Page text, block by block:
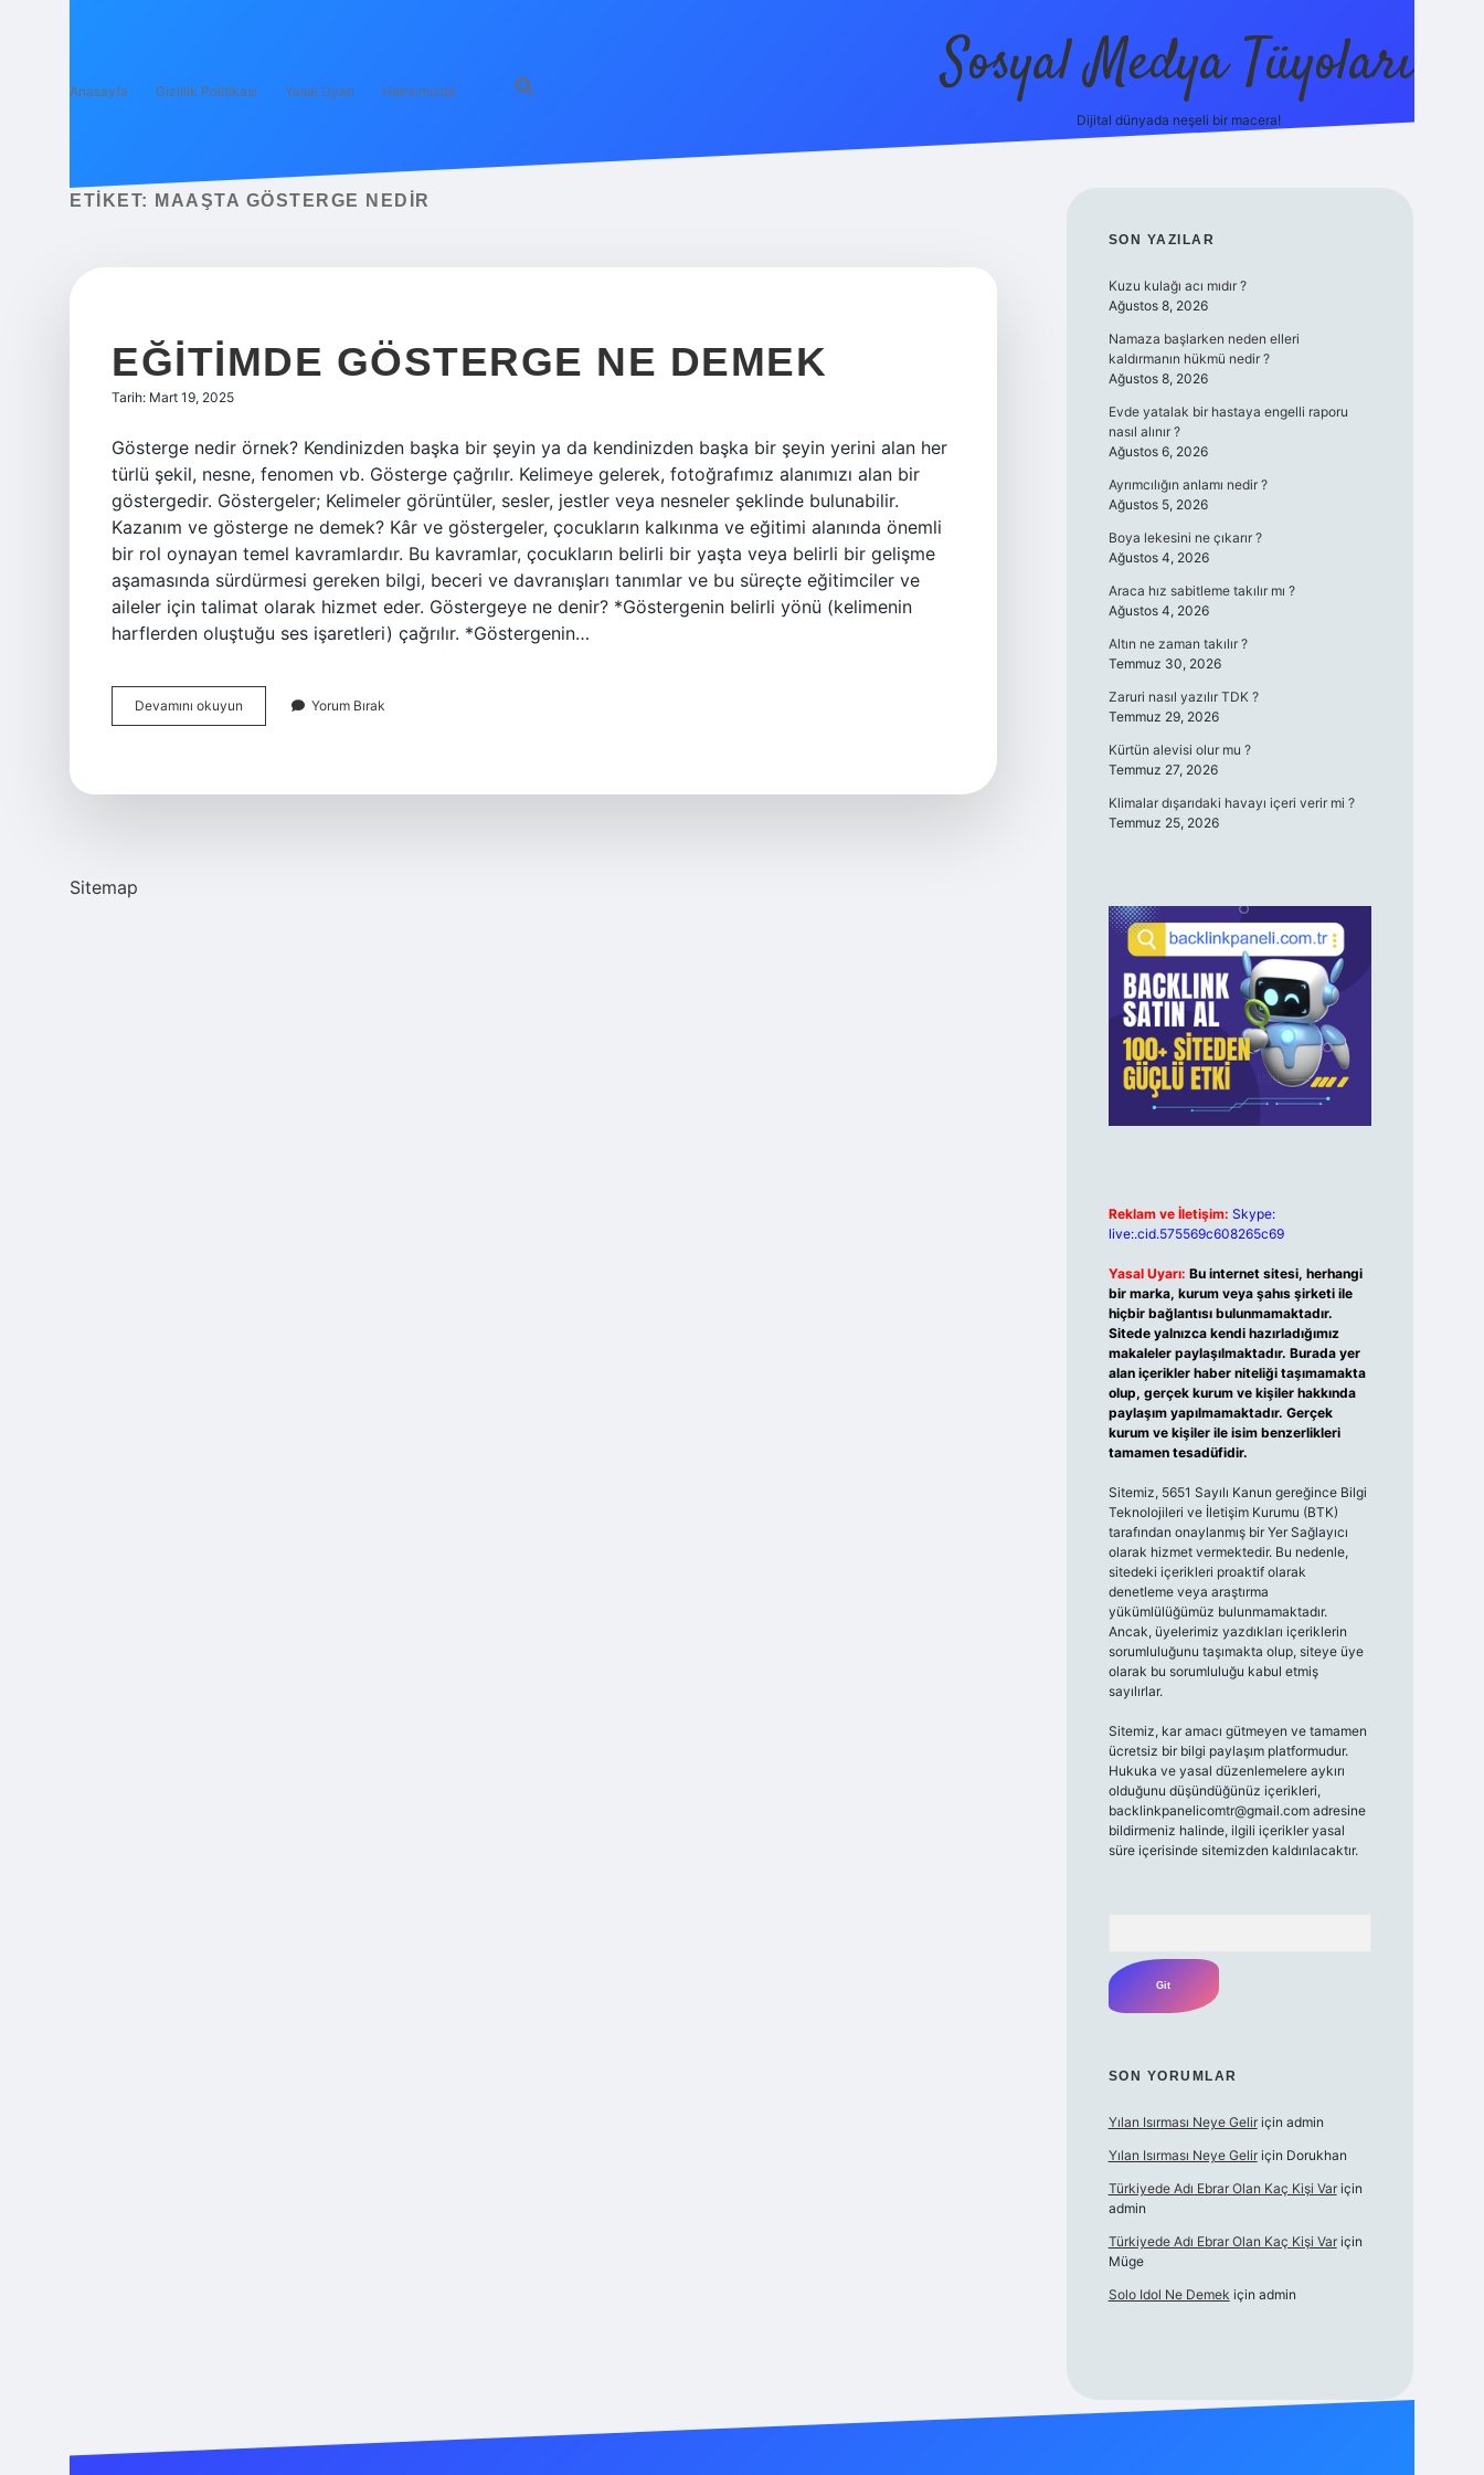
Anasayfa Gizlilik Politikası Yasal Uyarı Hakkımızda Sosyal Medya Tüyoları
Dijital dünyada neşeli bir macera!
ETIKET: MAAŞTA GÖSTERGE NEDIR
EĞITIMDE GÖSTERGE NE DEMEK
Tarih: Mart 19, 2025
Gösterge nedir örnek? Kendinizden başka bir şeyin ya da kendinizden başka bir şeyin yerini alan her
türlü şekil, nesne, fenomen vb. Gösterge çağrılır. Kelimeye gelerek, fotoğrafımız alanımızı alan bir
göstergedir. Göstergeler; Kelimeler görüntüler, sesler, jestler veya nesneler şeklinde bulunabilir.
Kazanım ve gösterge ne demek? Kâr ve göstergeler, çocukların kalkınma ve eğitimi alanında önemli
bir rol oynayan temel kavramlardır. Bu kavramlar, çocukların belirli bir yaşta veya belirli bir gelişme
aşamasında sürdürmesi gereken bilgi, beceri ve davranışları tanımlar ve bu süreçte eğitimciler ve
aileler için talimat olarak hizmet eder. Göstergeye ne denir? *Göstergenin belirli yönü (kelimenin
harflerden oluştuğu ses işaretleri) çağrılır. *Göstergenin…
Devamını okuyun Eğitimde
Gösterge
Yorum Bırak
Sitemap
SIDEBAR
SON YAZILAR
Kuzu kulağı acı mıdır ?
Ağustos 8, 2026
Namaza başlarken neden elleri
kaldırmanın hükmü nedir ?
Ağustos 8, 2026
Evde yatalak bir hastaya engelli raporu
nasıl alınır ?
Ağustos 6, 2026
Ayrımcılığın anlamı nedir ?
Ağustos 5, 2026
Boya lekesini ne çıkarır ?
Ağustos 4, 2026
Araca hız sabitleme takılır mı ?
Ağustos 4, 2026
Altın ne zaman takılır ?
Temmuz 30, 2026
Zaruri nasıl yazılır TDK ?
Temmuz 29, 2026
Kürtün alevisi olur mu ?
Temmuz 27, 2026
Klimalar dışarıdaki havayı içeri verir mi ?
Temmuz 25, 2026
Reklam ve İletişim: Skype:
live:.cid.575569c608265c69
Yasal Uyarı: Bu internet sitesi, herhangi
bir marka, kurum veya şahıs şirketi ile
hiçbir bağlantısı bulunmamaktadır.
Sitede yalnızca kendi hazırladığımız
makaleler paylaşılmaktadır. Burada yer
alan içerikler haber niteliği taşımamakta
olup, gerçek kurum ve kişiler hakkında
paylaşım yapılmamaktadır. Gerçek
kurum ve kişiler ile isim benzerlikleri
tamamen tesadüfidir.
Sitemiz, 5651 Sayılı Kanun gereğince Bilgi
Teknolojileri ve İletişim Kurumu (BTK)
tarafından onaylanmış bir Yer Sağlayıcı
olarak hizmet vermektedir. Bu nedenle,
sitedeki içerikleri proaktif olarak
denetleme veya araştırma
yükümlülüğümüz bulunmamaktadır.
Ancak, üyelerimiz yazdıkları içeriklerin
sorumluluğunu taşımakta olup, siteye üye
olarak bu sorumluluğu kabul etmiş
sayılırlar.
Sitemiz, kar amacı gütmeyen ve tamamen
ücretsiz bir bilgi paylaşım platformudur.
Hukuka ve yasal düzenlemelere aykırı
olduğunu düşündüğünüz içerikleri,
backlinkpanelicomtr@gmail.comadresine
bildirmeniz halinde, ilgili içerikler yasal
süre içerisinde sitemizden kaldırılacaktır.
SON YORUMLAR
Yılan Isırması Neye Geliriçin admin
Yılan Isırması Neye Geliriçin Dorukhan
Türkiyede Adı Ebrar Olan Kaç Kişi Variçin
admin
Türkiyede Adı Ebrar Olan Kaç Kişi Variçin
Müge
Solo Idol Ne Demek için admin